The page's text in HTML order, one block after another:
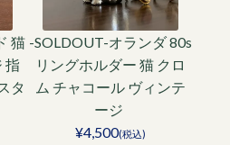
猫
指
タ
-SOLDOUT-オランダ 80s
リングホルダー 猫 クロ
ム チャコール ヴィンテ
ージ
¥4,500(税込)